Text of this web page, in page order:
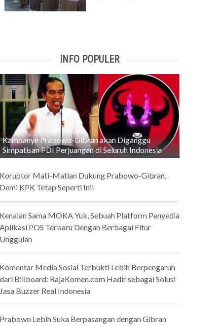
INFO POPULER
Kampanye Prabowo-Gibran akan Diganggu
Simpatisan PDI Perjuangan di Seluruh Indonesia
Mati-Matian Dukung Prabowo-Gibran,
KPK Tetap Seperti Ini!
Sama MOKA Yuk, Sebuah Platform Penyedia
POS Terbaru Dengan Berbagai Fitur
Media Sosial Terbukti Lebih Berpengaruh
Billboard: RajaKomen.com Hadir sebagai Solusi
Buzzer Real Indonesia
Lebih Suka Berpasangan dengan Gibran